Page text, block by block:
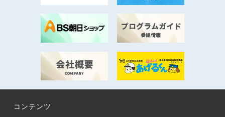
コンテンツ